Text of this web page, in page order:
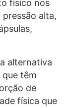
físico nos
alta,
alternativa
que têm
de
física que